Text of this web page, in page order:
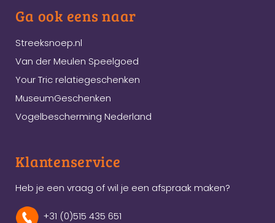
Ga ook eens naar
Streeksnoep.nl
Van der Meulen Speelgoed
Your Tric relatiegeschenken
MuseumGeschenken
Vogelbescherming Nederland
Klantenservice
Heb je een vraag of wil je een afspraak maken?
+31 (0)515 435 651